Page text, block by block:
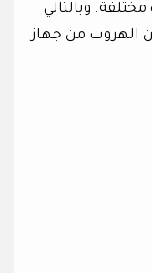
وبالتالي
الهروب من جهاز